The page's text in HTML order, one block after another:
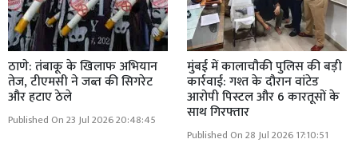
ठाणे: तंबाकू के खिलाफ अभियान
तेज, टीएमसी ने जब्त की सिगरेट
और हटाए ठेले
Published On 23 Jul 2026 20:48:45
मुंबई में कालाचौकी पुलिस की बड़ी
कार्रवाई: गश्त के दौरान वांटेड
आरोपी पिस्टल और 6 कारतूसों के
साथ गिरफ्तार
Published On 28 Jul 2026 17:10:51